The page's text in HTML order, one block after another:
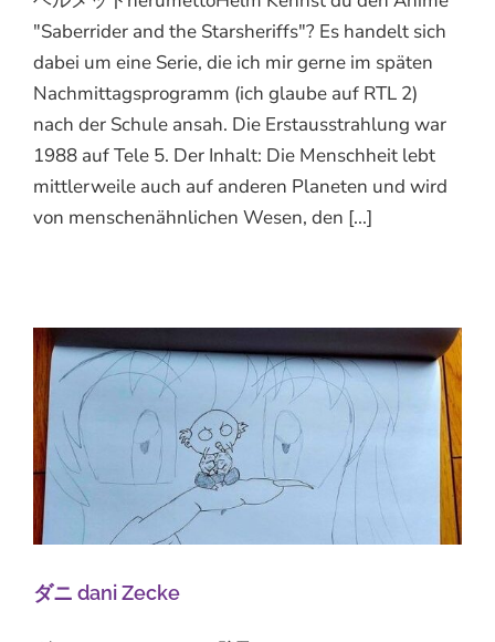
"Saberrider and the Starsheriffs"? Es handelt sich
dabei um eine Serie, die ich mir gerne im späten
Nachmittagsprogramm (ich glaube auf RTL 2)
nach der Schule ansah. Die Erstausstrahlung war
1988 auf Tele 5. Der Inhalt: Die Menschheit lebt
mittlerweile auch auf anderen Planeten und wird
von menschenähnlichen Wesen, den [...]
ダニ dani Zecke